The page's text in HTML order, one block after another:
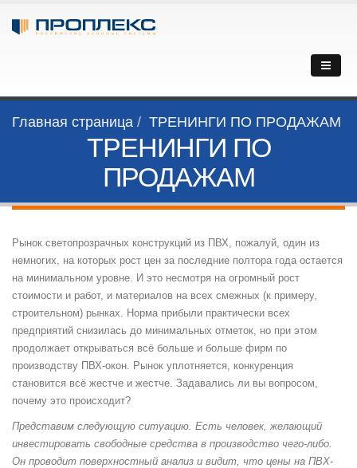
Главная страница ТРЕНИНГИ ПО ПРОДАЖАМ
ТРЕНИНГИ ПО
ПРОДАЖАМ
Рынок светопрозрачных конструкций из ПВХ, пожалуй, один из
немногих, на которых рост цен за последние полтора года остается
на минимальном уровне. И это несмотря на огромный рост
стоимости и работ, и материалов на всех смежных (к примеру,
строительном) рынках. Норма прибыли практически всех
предприятий снизилась до минимальных отметок, но при этом
продолжает открываться всё больше и больше фирм по
производству ПВХ-окон. Рынок уплотняется, конкуренция
становится всё жестче и жестче. Задавались ли вы вопросом,
почему это происходит?
Представим следующую ситуацию. Есть человек, желающий
инвестировать свободные средства в производство чего-либо.
Он проводит поверхностный анализ и видит, что цены на ПВХ-